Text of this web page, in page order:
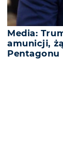
Media:
amunicji,
Pentagonu